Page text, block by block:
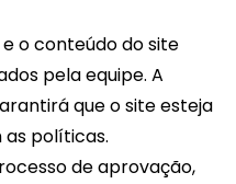
o conteúdo do site
pela equipe. A
que o site esteja
políticas.
de aprovação,